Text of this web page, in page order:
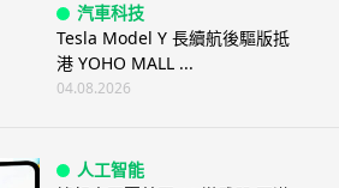
汽車科技
Tesla Model Y 長續航後驅版抵
港 YOHO MALL ...
04.08.2026
人工智能